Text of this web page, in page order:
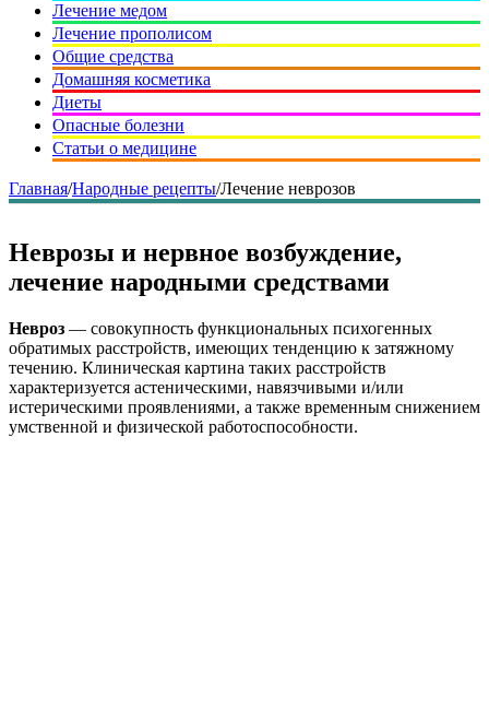
Лечение медом
Лечение прополисом
Общие средства
Домашняя косметика
Диеты
Опасные болезни
Статьи о медицине
Главная/Народные рецепты/Лечение неврозов
Неврозы и нервное возбуждение,
лечение народными средствами
Невроз — совокупность функциональных психогенных
обратимых расстройств, имеющих тенденцию к затяжному
течению. Клиническая картина таких расстройств
характеризуется астеническими, навязчивыми и/или
истерическими проявлениями, а также временным снижением
умственной и физической работоспособности.